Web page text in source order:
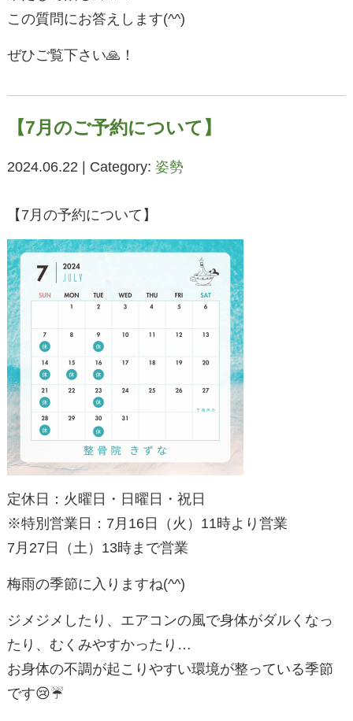
この質問にお答えします(^^)
ぜひご覧下さい🙏！
【7月のご予約について】
2024.06.22 | Category: 姿勢
【7月の予約について】
定休日：火曜日・日曜日・祝日
※特別営業日：7月16日（火）11時より営業
7月27日（土）13時まで営業
梅雨の季節に入りますね(^^)
ジメジメしたり、エアコンの風で身体がダルくなっ
たり、むくみやすかったり…
お身体の不調が起こりやすい環境が整っている季節
です😢☔️